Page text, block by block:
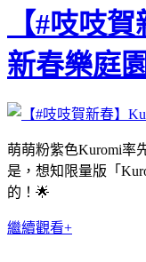
【#吱吱
新春樂庭園
萌萌粉紫色Kuromi率
是，想知限量版「
的！🌟
繼續觀看+